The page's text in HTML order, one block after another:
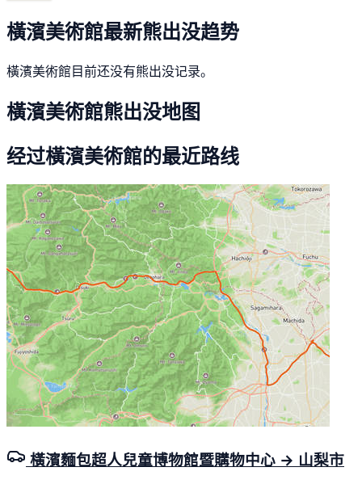
橫濱美術館最新熊出没趋势
橫濱美術館目前还没有熊出没记录。
橫濱美術館熊出没地图
经过橫濱美術館的最近路线
橫濱麵包超人兒童博物館暨購物中心 → 山梨市